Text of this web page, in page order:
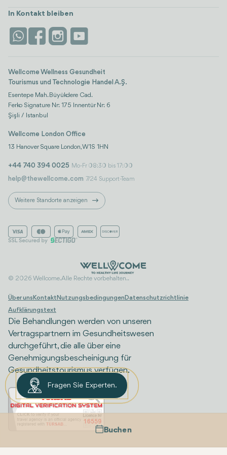
Buchen
Vertrauen & Sicherheit
Kontaktieren Sie uns
Unterkünfte
Attraktionen
Bewertungen
Istanbul
In Kontakt bleiben
Wellcome Wellness Gesundheit
Tourismus und Technologie Handel A.Ş.
Esentepe Mah. Büyükdere Cad.
Ferko Signature Nr: 175 Innentür Nr: 6
Şişli / Istanbul
Wellcome London Office
13 Hanover Square London, W1S 1HN
+44 740 394 0025 Mo-Fr 08:30 bis 17:00
help@thewellcome.com 7/24 Support-Team
Weitere Standorte anzeigen
© 2026 Wellcome. Alle Rechte vorbehalten..
Über uns Kontakt Nutzungsbedingungen Datenschutzrichtlinie
Aufklärungstext
Die Behandlungen werden von unseren
Vertragspartnern im Gesundheitswesen
durchgeführt, die alle über eine
Genehmigungsbescheinigung für
Gesundheitstourismus verfügen.
Fragen Sie Experten.